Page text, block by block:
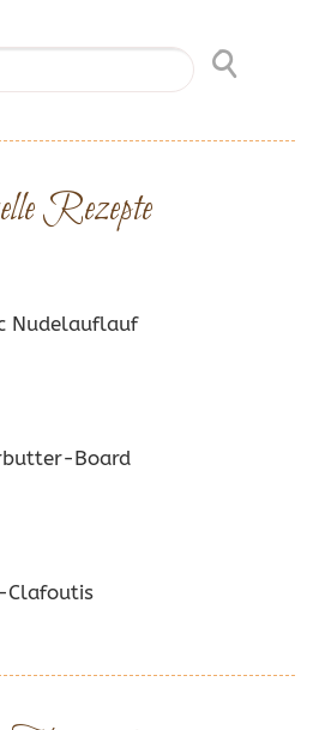
Rezepte
Nudelauflauf
Board
Clafoutis